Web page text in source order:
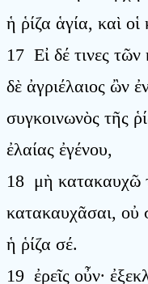
ἡ ῥίζα ἁγία, καὶ οἱ
17 Εἰ δέ τινες
δὲ ἀγριέλαιος ὢν
συγκοινωνὸς τῆς
ἐλαίας ἐγένου,
18 μὴ κατακαυχῶ
κατακαυχᾶσαι, οὐ
ἡ ῥίζα σέ.
19 ἐρεῖς οὖν·